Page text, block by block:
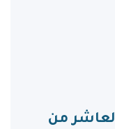
من